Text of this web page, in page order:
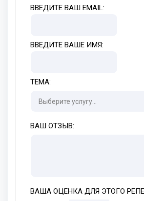
ВВЕДИТЕ ВАШ EMAIL:
ВВЕДИТЕ ВАШЕ ИМЯ:
ТЕМА:
ВАШ ОТЗЫВ:
ВАША ОЦЕНКА ДЛЯ ЭТОГО